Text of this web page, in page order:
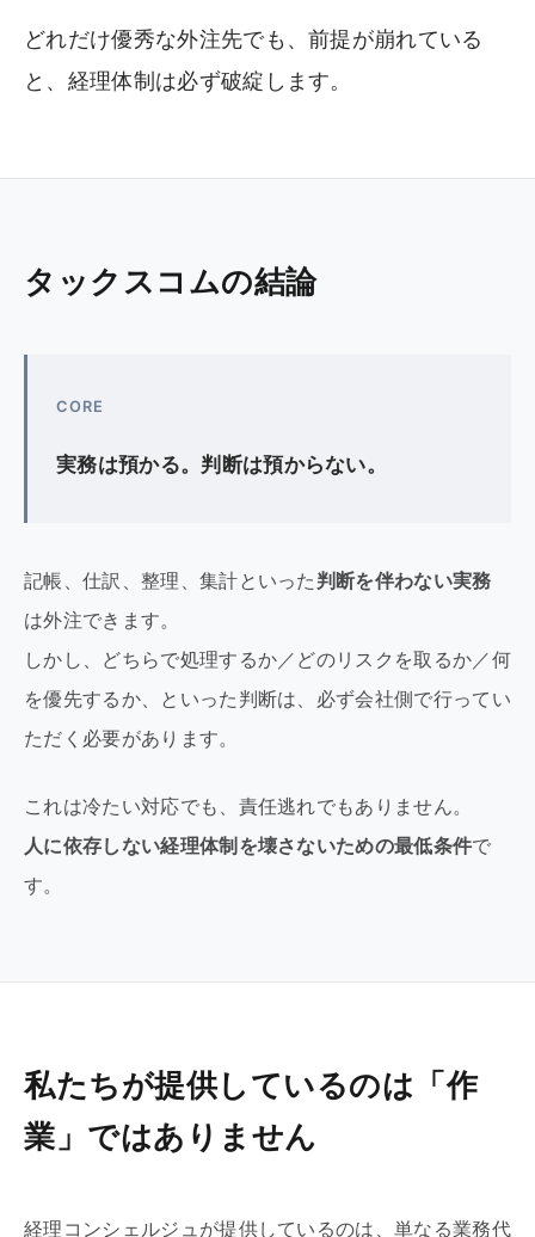
どれだけ優秀な外注先でも、前提が崩れている
と、経理体制は必ず破綻します。
タックスコムの結論
CORE
実務は預かる。判断は預からない。
記帳、仕訳、整理、集計といった 判断を伴わない実務
は外注できます。
しかし、どちらで処理するか／どのリスクを取るか／何
を優先するか、といった判断は、必ず会社側で行ってい
ただく必要があります。
これは冷たい対応でも、責任逃れでもありません。
人に依存しない経理体制を壊さないための最低条件で
す。
私たちが提供しているのは「作
業」ではありません
経理コンシェルジュが提供しているのは、単なる業務代